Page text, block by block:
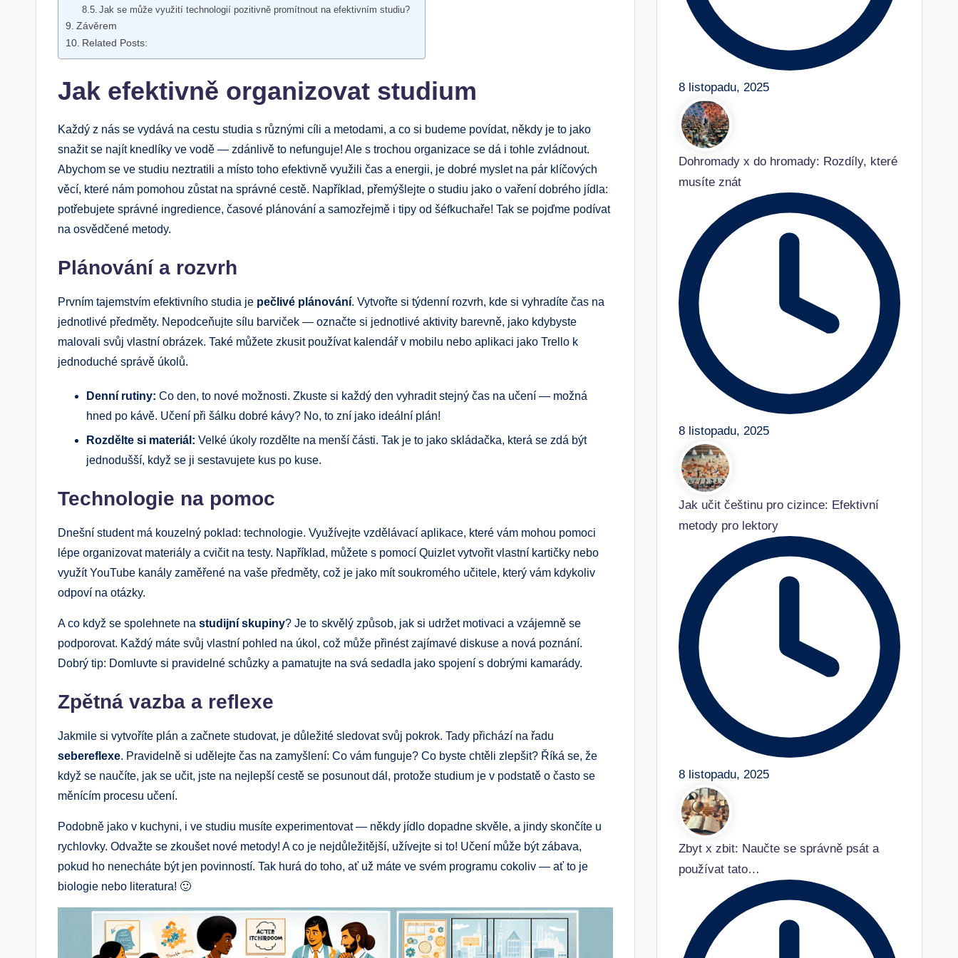
Jak se může využití technologií pozitivně promítnout na efektivním studiu?
Závěrem
Related Posts:
Jak efektivně organizovat studium
Každý z nás se vydává na cestu studia s různými cíli a metodami, a co si budeme povídat, někdy je to jako
snažit se najít knedlíky ve vodě — zdánlivě to nefunguje! Ale s trochou organizace se dá i tohle zvládnout.
Abychom se ve studiu neztratili a místo toho efektivně využili čas a energii, je dobré myslet na pár klíčových
věcí, které nám pomohou zůstat na správné cestě. Například, přemýšlejte o studiu jako o vaření dobrého jídla:
potřebujete správné ingredience, časové plánování a samozřejmě i tipy od šéfkuchaře! Tak se pojďme podívat
na osvědčené metody.
Plánování a rozvrh
Prvním tajemstvím efektivního studia je pečlivé plánování. Vytvořte si týdenní rozvrh, kde si vyhradíte čas na
jednotlivé předměty. Nepodceňujte sílu barviček — označte si jednotlivé aktivity barevně, jako kdybyste
malovali svůj vlastní obrázek. Také můžete zkusit používat kalendář v mobilu nebo aplikaci jako Trello k
jednoduché správě úkolů.
Denní rutiny: Co den, to nové možnosti. Zkuste si každý den vyhradit stejný čas na učení — možná
hned po kávě. Učení při šálku dobré kávy? No, to zní jako ideální plán!
Rozdělte si materiál: Velké úkoly rozdělte na menší části. Tak je to jako skládačka, která se zdá být
jednodušší, když se ji sestavujete kus po kuse.
Technologie na pomoc
Dnešní student má kouzelný poklad: technologie. Využívejte vzdělávací aplikace, které vám mohou pomoci
lépe organizovat materiály a cvičit na testy. Například, můžete s pomocí Quizlet vytvořit vlastní kartičky nebo
využít YouTube kanály zaměřené na vaše předměty, což je jako mít soukromého učitele, který vám kdykoliv
odpoví na otázky.
A co když se spolehnete na studijní skupiny? Je to skvělý způsob, jak si udržet motivaci a vzájemně se
podporovat. Každý máte svůj vlastní pohled na úkol, což může přinést zajímavé diskuse a nová poznání.
Dobrý tip: Domluvte si pravidelné schůzky a pamatujte na svá sedadla jako spojení s dobrými kamarády.
Zpětná vazba a reflexe
Jakmile si vytvoříte plán a začnete studovat, je důležité sledovat svůj pokrok. Tady přichází na řadu
sebereflexe. Pravidelně si udělejte čas na zamyšlení: Co vám funguje? Co byste chtěli zlepšit? Říká se, že
když se naučíte, jak se učit, jste na nejlepší cestě se posunout dál, protože studium je v podstatě o často se
měnícím procesu učení.
Podobně jako v kuchyni, i ve studiu musíte experimentovat — někdy jídlo dopadne skvěle, a jindy skončíte u
rychlovky. Odvažte se zkoušet nové metody! A co je nejdůležitější, užívejte si to! Učení může být zábava,
pokud ho nenecháte být jen povinností. Tak hurá do toho, ať už máte ve svém programu cokoliv — ať to je
biologie nebo literatura! 🙂
8 listopadu, 2025
Dohromady x do hromady: Rozdíly, které
musíte znát
8 listopadu, 2025
Jak učit češtinu pro cizince: Efektivní
metody pro lektory
8 listopadu, 2025
Zbyt x zbit: Naučte se správně psát a
používat tato…